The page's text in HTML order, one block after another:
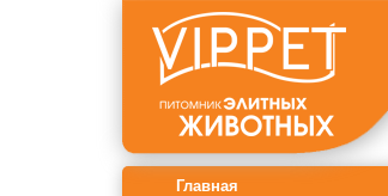
Главная